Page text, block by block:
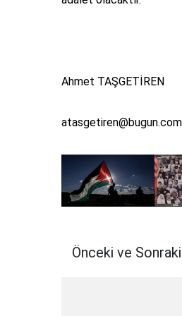
Ahmet TAŞGETİREN
Önceki ve Sonraki